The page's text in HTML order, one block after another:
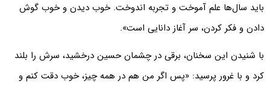
باید سال‌ها علم آموخت و تجربه اندوخت. خوب دیدن و خوب گوش
دادن و فکر کردن، سر آغاز دانایی است».
با شنیدن این سخنان، برقی در چشمان حسین درخشید، سرش را بلند
کرد و با غرور پرسید: «پس اگر من هم در همه چیز، خوب دقت کنم و